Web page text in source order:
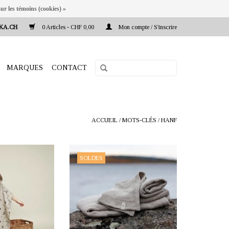
0 Articles - CHF 0,00 Mon compte / S'inscrire
MARQUES CONTACT
ACCUEIL /MOTS-CLÉS /HANF
bain (70x65 cm)
Convient aux
Le matériau
plus doux et plus
l'utilisation.
SOLDESFrauenfeld, Suisse
La petite serviette en chanvre convient
aussi bien à la cuisine qu'à la salle de
bains. Fabriquée en tissu 100%
chanvre. Légère et sèche rapidement.
les témoins (cookies) »